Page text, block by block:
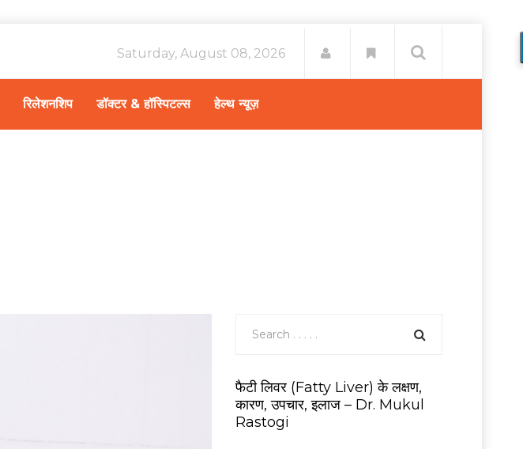
Saturday, August 08, 2026
रिलेशनशिप डॉक्टर & हॉस्पिटल्स हेल्थ न्यूज़
फैटी लिवर (Fatty Liver) के लक्षण,
कारण, उपचार, इलाज – Dr. Mukul
Rastogi